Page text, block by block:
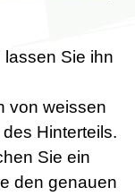
Sie ihn
von weissen
Hinterteils.
Sie ein
den genauen